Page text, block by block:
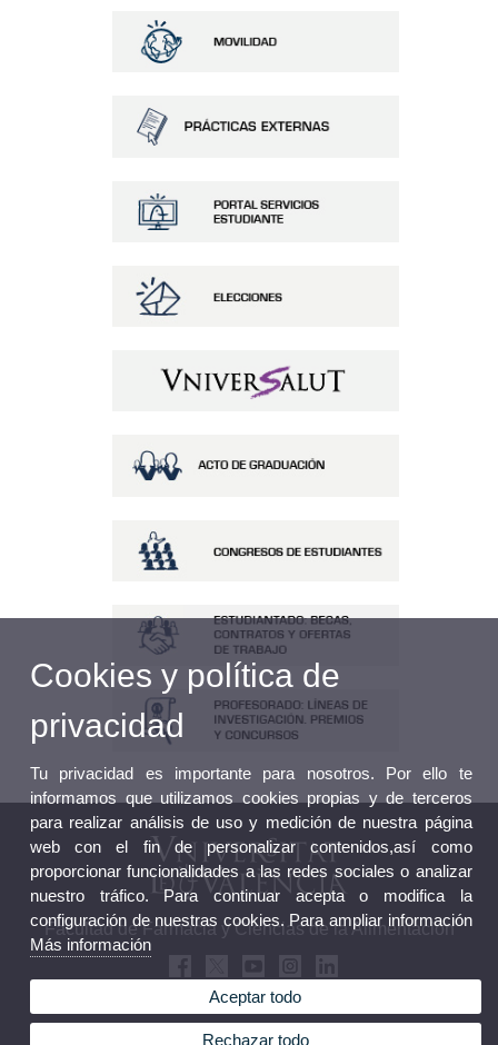
Facultad de Farmacia y Ciencias de la Alimentación
Cookies y política de
privacidad
Tu privacidad es importante para nosotros. Por ello te
informamos que utilizamos cookies propias y de terceros
para realizar análisis de uso y medición de nuestra página
web con el fin de personalizar contenidos,así como
proporcionar funcionalidades a las redes sociales o analizar
nuestro tráfico. Para continuar acepta o modifica la
configuración de nuestras cookies. Para ampliar información
Más información
Aceptar todo
Rechazar todo